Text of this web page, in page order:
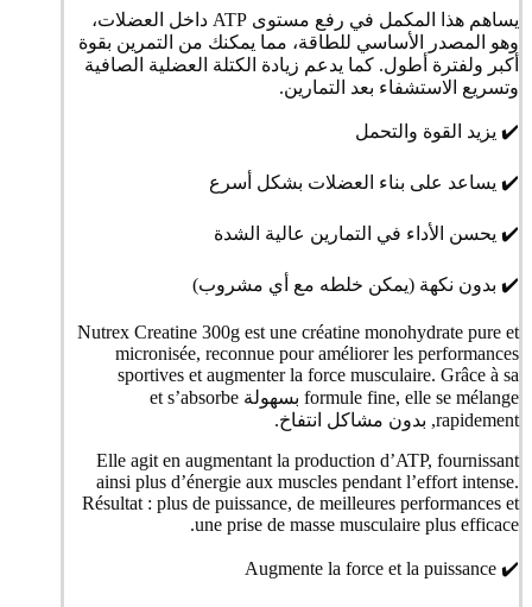
يساهم هذا المكمل في رفع مستوى ATP داخل العضلات،
وهو المصدر الأساسي للطاقة، مما يمكنك من التمرين بقوة
أكبر ولفترة أطول. كما يدعم زيادة الكتلة العضلية الصافية
وتسريع الاستشفاء بعد التمارين.
✔️ يزيد القوة والتحمل
✔️ يساعد على بناء العضلات بشكل أسرع
✔️ يحسن الأداء في التمارين عالية الشدة
✔️ بدون نكهة (يمكن خلطه مع أي مشروب)
Nutrex Creatine 300g est une créatine monohydrate pure et
micronisée, reconnue pour améliorer les performances
sportives et augmenter la force musculaire. Grâce à sa
formule fine, elle se mélange بسهولة et s’absorbe
rapidement, بدون مشاكل انتفاخ.
Elle agit en augmentant la production d’ATP, fournissant
ainsi plus d’énergie aux muscles pendant l’effort intense.
Résultat : plus de puissance, de meilleures performances et
une prise de masse musculaire plus efficace.
✔️ Augmente la force et la puissance